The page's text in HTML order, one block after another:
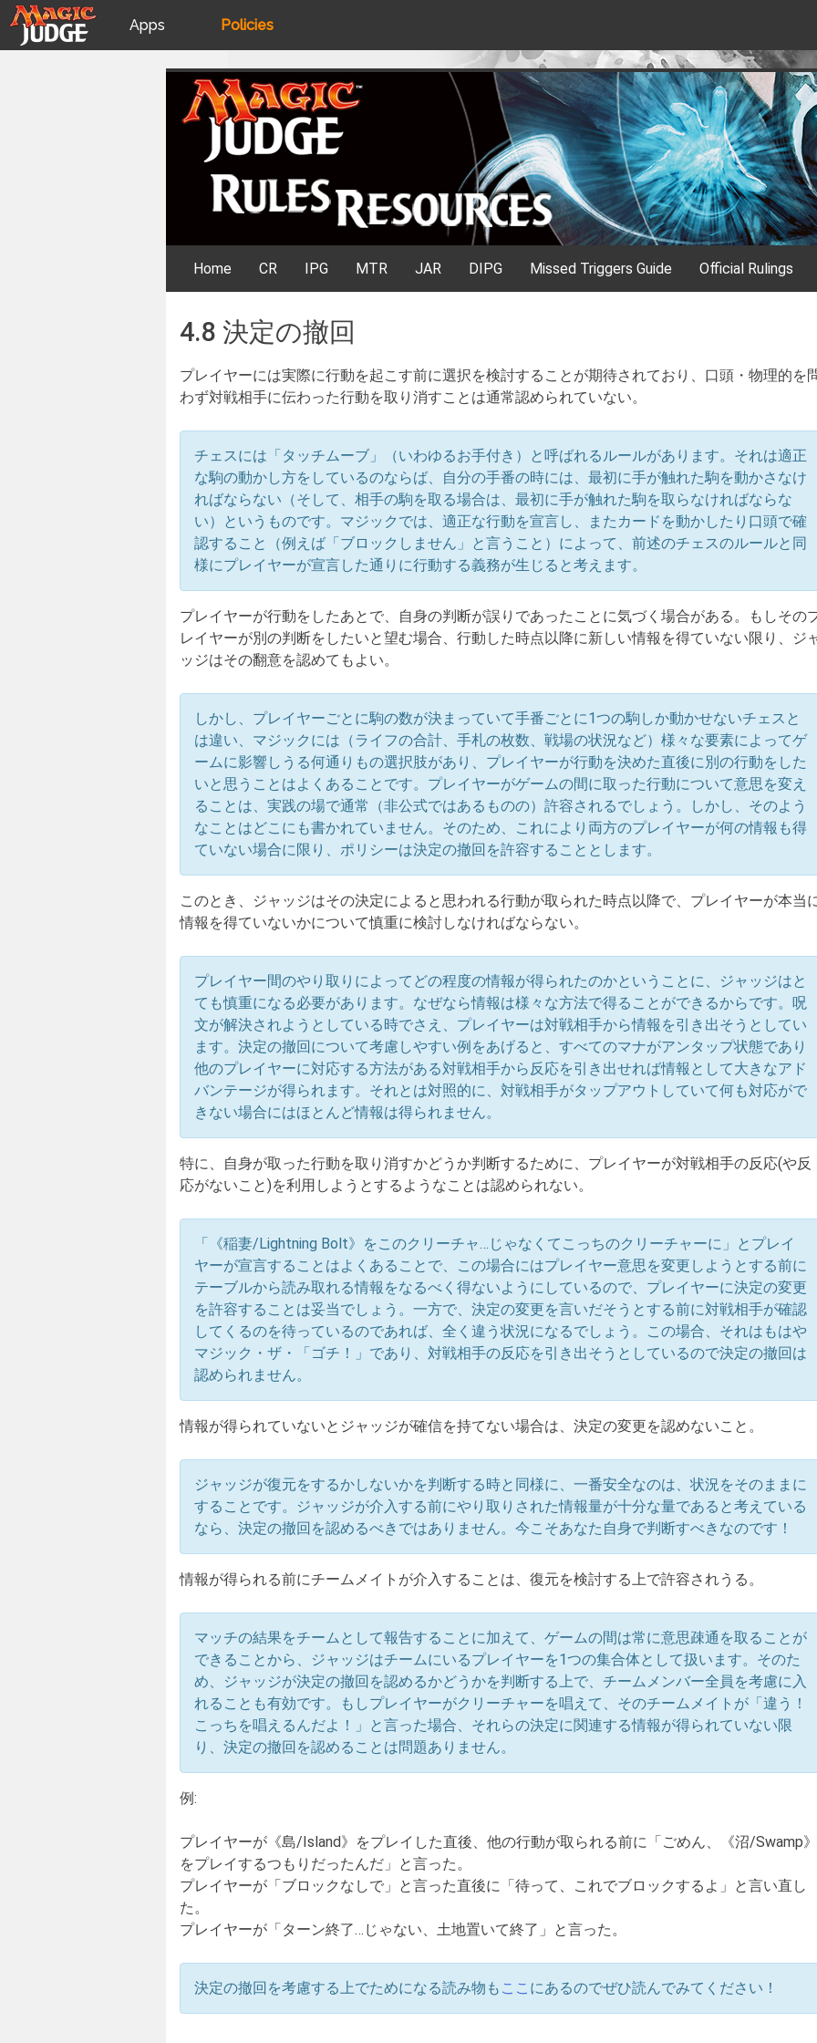
Apps
JudgeApps
Policies
IPG
JAR
Skip
to
content
Rules Resources
Home CR IPG MTR JAR DIPG Missed Triggers Guide Official Rulings
4.8 決定の撤回
プレイヤーには実際に行動を起こす前に選択を検討することが期待されており、口頭・物理的を
わず対戦相手に伝わった行動を取り消すことは通常認められていない。
チェスには「タッチムーブ」（いわゆるお手付き）と呼ばれるルールがあります。それは適正
な駒の動かし方をしているのならば、自分の手番の時には、最初に手が触れた駒を動かさなけ
ればならない（そして、相手の駒を取る場合は、最初に手が触れた駒を取らなければならな
い）というものです。マジックでは、適正な行動を宣言し、またカードを動かしたり口頭で確
認すること（例えば「ブロックしません」と言うこと）によって、前述のチェスのルールと同
様にプレイヤーが宣言した通りに行動する義務が生じると考えます。
プレイヤーが行動をしたあとで、自身の判断が誤りであったことに気づく場合がある。もしその
レイヤーが別の判断をしたいと望む場合、行動した時点以降に新しい情報を得ていない限り、ジ
ッジはその翻意を認めてもよい。
しかし、プレイヤーごとに駒の数が決まっていて手番ごとに1つの駒しか動かせないチェスと
は違い、マジックには（ライフの合計、手札の枚数、戦場の状況など）様々な要素によってゲ
ームに影響しうる何通りもの選択肢があり、プレイヤーが行動を決めた直後に別の行動をした
いと思うことはよくあることです。プレイヤーがゲームの間に取った行動について意思を変え
ることは、実践の場で通常（非公式ではあるものの）許容されるでしょう。しかし、そのよう
なことはどこにも書かれていません。そのため、これにより両方のプレイヤーが何の情報も得
ていない場合に限り、ポリシーは決定の撤回を許容することとします。
このとき、ジャッジはその決定によると思われる行動が取られた時点以降で、プレイヤーが本当
情報を得ていないかについて慎重に検討しなければならない。
プレイヤー間のやり取りによってどの程度の情報が得られたのかということに、ジャッジはと
ても慎重になる必要があります。なぜなら情報は様々な方法で得ることができるからです。呪
文が解決されようとしている時でさえ、プレイヤーは対戦相手から情報を引き出そうとしてい
ます。決定の撤回について考慮しやすい例をあげると、すべてのマナがアンタップ状態であり
他のプレイヤーに対応する方法がある対戦相手から反応を引き出せれば情報として大きなアド
バンテージが得られます。それとは対照的に、対戦相手がタップアウトしていて何も対応がで
きない場合にはほとんど情報は得られません。
特に、自身が取った行動を取り消すかどうか判断するために、プレイヤーが対戦相手の反応(や反
応がないこと)を利用しようとするようなことは認められない。
「《稲妻/Lightning Bolt》をこのクリーチャ…じゃなくてこっちのクリーチャーに」とプレイ
ヤーが宣言することはよくあることで、この場合にはプレイヤー意思を変更しようとする前に
テーブルから読み取れる情報をなるべく得ないようにしているので、プレイヤーに決定の変更
を許容することは妥当でしょう。一方で、決定の変更を言いだそうとする前に対戦相手が確認
してくるのを待っているのであれば、全く違う状況になるでしょう。この場合、それはもはや
マジック・ザ・「ゴチ！」であり、対戦相手の反応を引き出そうとしているので決定の撤回は
認められません。
情報が得られていないとジャッジが確信を持てない場合は、決定の変更を認めないこと。
ジャッジが復元をするかしないかを判断する時と同様に、一番安全なのは、状況をそのままに
することです。ジャッジが介入する前にやり取りされた情報量が十分な量であると考えている
なら、決定の撤回を認めるべきではありません。今こそあなた自身で判断すべきなのです！
情報が得られる前にチームメイトが介入することは、復元を検討する上で許容されうる。
マッチの結果をチームとして報告することに加えて、ゲームの間は常に意思疎通を取ることが
できることから、ジャッジはチームにいるプレイヤーを1つの集合体として扱います。そのた
め、ジャッジが決定の撤回を認めるかどうかを判断する上で、チームメンバー全員を考慮に入
れることも有効です。もしプレイヤーがクリーチャーを唱えて、そのチームメイトが「違う！
こっちを唱えるんだよ！」と言った場合、それらの決定に関連する情報が得られていない限
り、決定の撤回を認めることは問題ありません。
例:
プレイヤーが《島/Island》をプレイした直後、他の行動が取られる前に「ごめん、《沼/Swamp》
をプレイするつもりだったんだ」と言った。
プレイヤーが「ブロックなしで」と言った直後に「待って、これでブロックするよ」と言い直し
た。
プレイヤーが「ターン終了…じゃない、土地置いて終了」と言った。
決定の撤回を考慮する上でためになる読み物も ここ にあるのでぜひ読んでみてください！